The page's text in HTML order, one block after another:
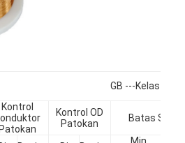
GB ---Kelas 1
Kontrol
Patokan
Kontrol OD
Patokan
Batas